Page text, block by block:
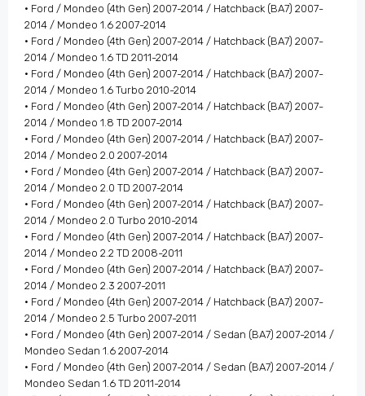
• Ford / Mondeo (4th Gen) 2007-2014 / Hatchback (BA7) 2007-
2014 / Mondeo 1.6 2007-2014
• Ford / Mondeo (4th Gen) 2007-2014 / Hatchback (BA7) 2007-
2014 / Mondeo 1.6 TD 2011-2014
• Ford / Mondeo (4th Gen) 2007-2014 / Hatchback (BA7) 2007-
2014 / Mondeo 1.6 Turbo 2010-2014
• Ford / Mondeo (4th Gen) 2007-2014 / Hatchback (BA7) 2007-
2014 / Mondeo 1.8 TD 2007-2014
• Ford / Mondeo (4th Gen) 2007-2014 / Hatchback (BA7) 2007-
2014 / Mondeo 2.0 2007-2014
• Ford / Mondeo (4th Gen) 2007-2014 / Hatchback (BA7) 2007-
2014 / Mondeo 2.0 TD 2007-2014
• Ford / Mondeo (4th Gen) 2007-2014 / Hatchback (BA7) 2007-
2014 / Mondeo 2.0 Turbo 2010-2014
• Ford / Mondeo (4th Gen) 2007-2014 / Hatchback (BA7) 2007-
2014 / Mondeo 2.2 TD 2008-2011
• Ford / Mondeo (4th Gen) 2007-2014 / Hatchback (BA7) 2007-
2014 / Mondeo 2.3 2007-2011
• Ford / Mondeo (4th Gen) 2007-2014 / Hatchback (BA7) 2007-
2014 / Mondeo 2.5 Turbo 2007-2011
• Ford / Mondeo (4th Gen) 2007-2014 / Sedan (BA7) 2007-2014 /
Mondeo Sedan 1.6 2007-2014
• Ford / Mondeo (4th Gen) 2007-2014 / Sedan (BA7) 2007-2014 /
Mondeo Sedan 1.6 TD 2011-2014